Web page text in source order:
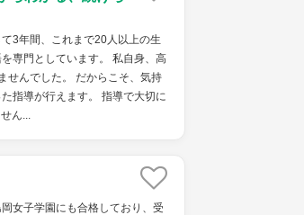
3年間、これまで20人以上の生
専門としています。 私自身、高
せんでした。 だからこそ、気持
指導が行えます。 指導で大切に
ん...
女子学園にも合格しており、受